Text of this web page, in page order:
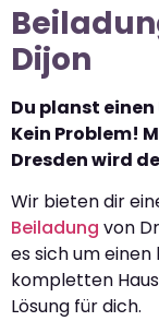
Dijon
Du planst
Kein Problem!
Dresden wird
Wir bieten dir
Beiladung von
es sich um
kompletten
Lösung für dich.